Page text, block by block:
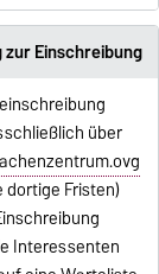
Einschreibung
über
dortige Fristen)
Interessenten